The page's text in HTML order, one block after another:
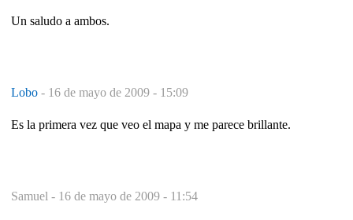
Un saludo a ambos.
Lobo - 16 de mayo de 2009 - 15:09
Es la primera vez que veo el mapa y me parece brillante.
Samuel - 16 de mayo de 2009 - 11:54